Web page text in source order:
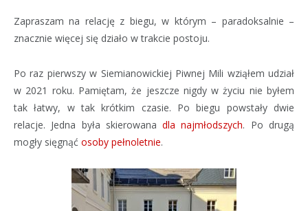
Zapraszam na relację z biegu, w którym – paradoksalnie –
znacznie więcej się działo w trakcie postoju.
Po raz pierwszy w Siemianowickiej Piwnej Mili wziąłem udział
w 2021 roku. Pamiętam, że jeszcze nigdy w życiu nie byłem
tak łatwy, w tak krótkim czasie. Po biegu powstały dwie
relacje. Jedna była skierowanadla najmłodszych. Po drugą
mogły sięgnąć osoby pełnoletnie.